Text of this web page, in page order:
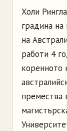
Холи
градина
на
работи 4
коренното
премества